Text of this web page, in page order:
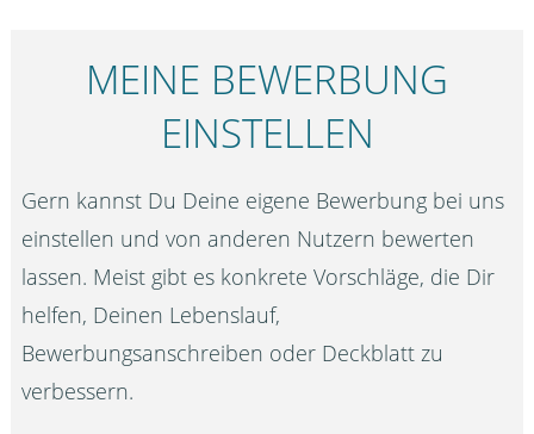
MEINE BEWERBUNG
EINSTELLEN
Gern kannst Du Deine eigene Bewerbung bei uns
einstellen und von anderen Nutzern bewerten
lassen. Meist gibt es konkrete Vorschläge, die Dir
helfen, Deinen Lebenslauf,
Bewerbungsanschreiben oder Deckblatt zu
verbessern.